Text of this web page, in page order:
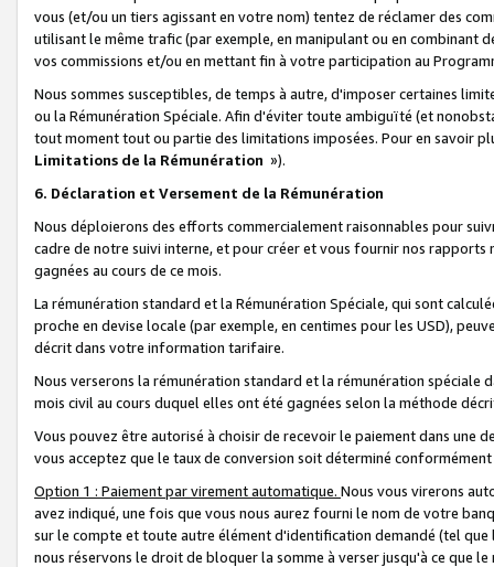
vous (et/ou un tiers agissant en votre nom) tentez de réclamer des
utilisant le même trafic (par exemple, en manipulant ou en combinant
vos commissions et/ou en mettant fin à votre participation au
Nous sommes susceptibles, de temps à autre, d'imposer certaines
ou la Rémunération Spéciale. Afin d'éviter toute ambiguïté (et
tout moment tout ou partie des limitations imposées. Pour en savoir
Limitations de la Rémunération »).
6. Déclaration et Versement de la Rémunération
Nous déploierons des efforts commercialement raisonnables pour
cadre de notre suivi interne, et pour créer et vous fournir nos
gagnées au cours de ce mois.
La rémunération standard et la Rémunération Spéciale, qui sont
proche en devise locale (par exemple, en centimes pour les USD),
décrit dans votre information tarifaire.
Nous verserons la rémunération standard et la rémunération spéciale
mois civil au cours duquel elles ont été gagnées selon la méthode
Vous pouvez être autorisé à choisir de recevoir le paiement dans une
vous acceptez que le taux de conversion soit déterminé
Option 1 : Paiement par virement automatique. Nous vous virerons
avez indiqué, une fois que vous nous aurez fourni le nom de votre
sur le compte et toute autre élément d'identification demandé (tel que
nous réservons le droit de bloquer la somme à verser jusqu'à ce que